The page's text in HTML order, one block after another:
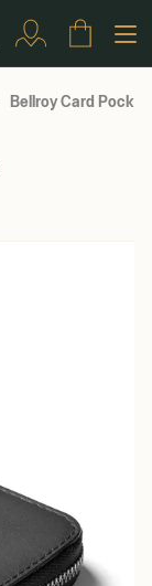
Bellroy Card Pocket